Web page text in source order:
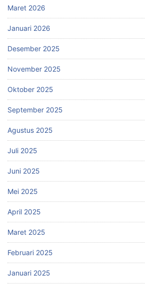
Maret 2026
Januari 2026
Desember 2025
November 2025
Oktober 2025
September 2025
Agustus 2025
Juli 2025
Juni 2025
Mei 2025
April 2025
Maret 2025
Februari 2025
Januari 2025